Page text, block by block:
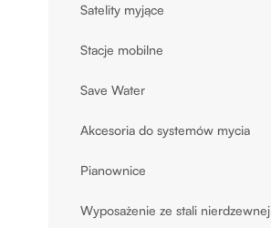
Satelity myjące
Stacje mobilne
Save Water
Akcesoria do systemów mycia
Pianownice
Wyposażenie ze stali nierdzewnej